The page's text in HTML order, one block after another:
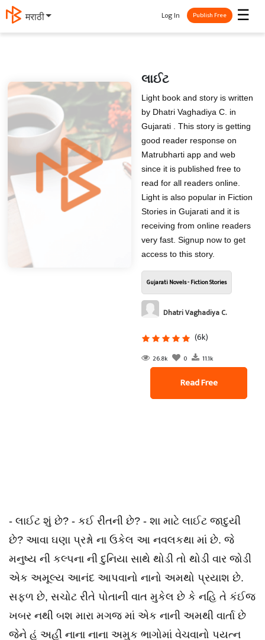
मराठी ☰
Log In Publish Free
લાઈટ
Light book and story is written
by Dhatri Vaghadiya C. in
Gujarati . This story is getting
good reader response on
Matrubharti app and web
since it is published free to
read for all readers online.
Light is also popular in Fiction
Stories in Gujarati and it is
receiving from online readers
very fast. Signup now to get
access to this story.
Gujarati Novels - Fiction Stories
Dhatri Vaghadiya C.
(6k)
26.8k 0 11.1k
Read Free
- લાઈટ શું છે? - કઈ રીતની છે? - શા માટે લાઈટ જાદુયી
છે? આવા ઘણા પ્રશ્નો ના ઉકેલ આ નવલકથા માં છે. જે
મનુષ્ય ની કલ્પના ની દુનિયા સાથે થોડી તો થોડી વાર જોડી
એક અમૂલ્ય આનંદ આપવાનો નાનો અમથો પ્રયાશ છે.
સફળ છે, સચોટ રીતે પોતાની વાત મુકેલ છે કે નહિ તે કંઈજ
ખબર નથી બશ મારા મગજ માં એક નાની અમથી વાર્તા છે
જેને હું અહીં નાના નાના અમુક ભાગોમાં વેચવાનો પયત્ન